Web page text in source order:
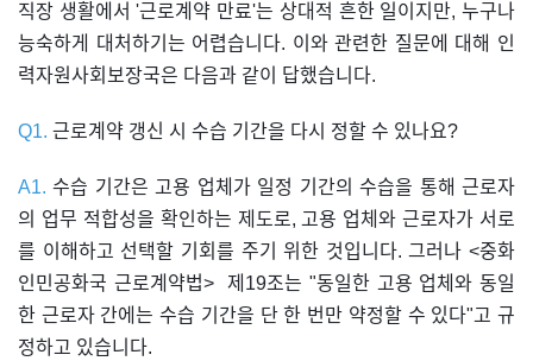
직장 생활에서 '근로계약 만료'는 상대적 흔한 일이지만, 누구나
능숙하게 대처하기는 어렵습니다. 이와 관련한 질문에 대해 인
력자원사회보장국은 다음과 같이 답했습니다.
Q1. 근로계약 갱신 시 수습 기간을 다시 정할 수 있나요?
A1.수습 기간은 고용 업체가 일정 기간의 수습을 통해 근로자
의 업무 적합성을 확인하는 제도로, 고용 업체와 근로자가 서로
를 이해하고 선택할 기회를 주기 위한 것입니다. 그러나 <중화
인민공화국 근로계약법> 제19조는 "동일한 고용 업체와 동일
한 근로자 간에는 수습 기간을 단 한 번만 약정할 수 있다"고 규
정하고 있습니다.